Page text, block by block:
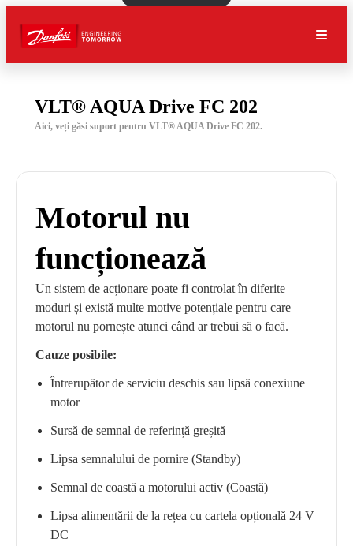
VLT® AQUA Drive FC 202
Aici, veți găsi suport pentru VLT® AQUA Drive FC 202.
Motorul nu
funcționează
Un sistem de acționare poate fi controlat în diferite
moduri și există multe motive potențiale pentru care
motorul nu pornește atunci când ar trebui să o facă.
Cauze posibile:
Întrerupător de serviciu deschis sau lipsă conexiune
motor
Sursă de semnal de referință greșită
Lipsa semnalului de pornire (Standby)
Semnal de coastă a motorului activ (Coastă)
Lipsa alimentării de la rețea cu cartela opțională 24 V
DC